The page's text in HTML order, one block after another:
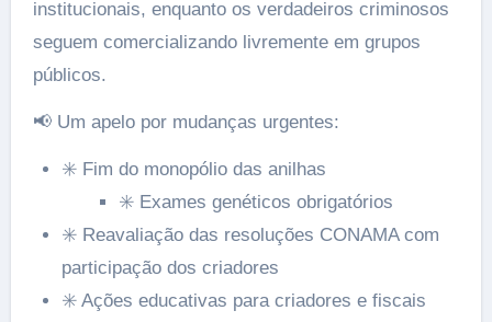
institucionais, enquanto os verdadeiros criminosos
seguem comercializando livremente em grupos
públicos.
📢 Um apelo por mudanças urgentes:
✳️ Fim do monopólio das anilhas
✳️ Exames genéticos obrigatórios
✳️ Reavaliação das resoluções CONAMA com
participação dos criadores
✳️ Ações educativas para criadores e fiscais